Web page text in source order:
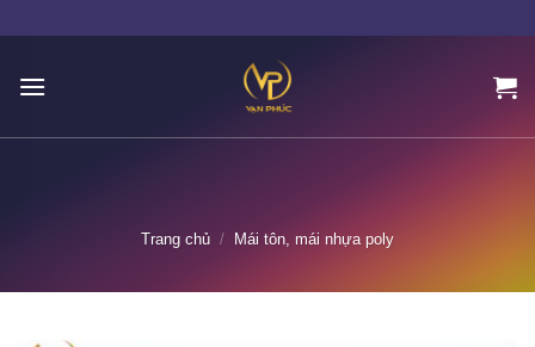
Trang chủ / Mái tôn, mái nhựa poly